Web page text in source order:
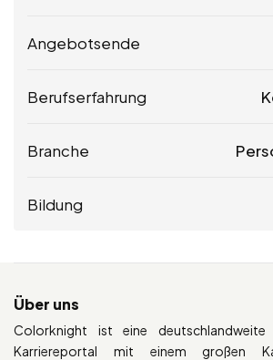
Angebotsende
Berufserfahrung
Branche
Bildung
Über uns
Colorknight ist eine
Karriereportal mit einem großen